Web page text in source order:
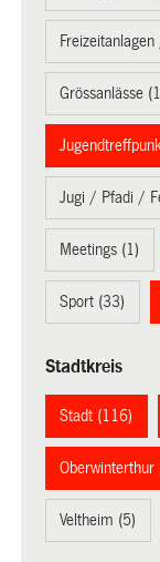
Grössanlässe
Jugi / Pfadi /
Meetings (1)
Sport (33)
Stadtkreis
Stadt (116)
Oberwinterthur
Veltheim (5)